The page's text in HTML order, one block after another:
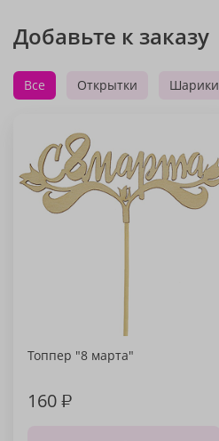
Добавьте к заказу
Все Открытки Шарики
Топпер "8 марта"
160₽